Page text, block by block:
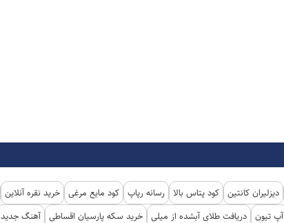
دیزلیران کانتین کود پتاس بالا رسانه رپاپ کود مایع مرغی خرید نقره آنلاین
آپ تیون دریافت طلای آبشده از میلی خرید سکه پارسیان اقساطی آهنگ جدید